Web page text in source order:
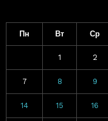
Пн Вт Ср
1 2
7 8 9
14 15 16